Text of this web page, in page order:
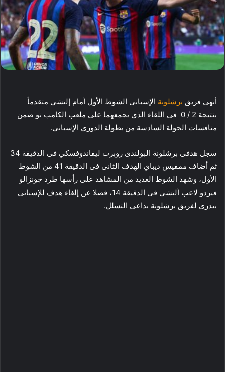
أنهى فريق برشلونة الإسبانى الشوط الأول أمام إلتشي متقدماً
بنتيجة 2 / 0 فى اللقاء الذي يجمعهما على ملعب الكامب نو ضمن
منافسات الجولة السادسة من بطولة الدوري الإسباني.
سجل هدفى برشلونة البولندى روبرت ليفاندوفسكي فى الدقيقة 34
ثم أضاف ممفيس ديباي الهدف الثانى فى الدقيقة 41 من الشوط
الأول، وشهد الشوط العديد من المشاهد على رأسها طرد جونزالو
فيردو لاعب ألتشي فى الدقيقة 14، فضلا عن إلغاء هدف للإسبانى
بيدرى لفريق برشلونة بداعى التسلل.